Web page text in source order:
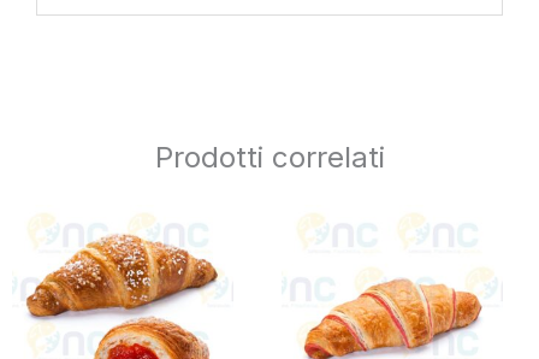
Prodotti correlati